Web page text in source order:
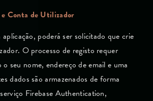
Conta de Utilizador
poderá ser solicitado que crie
O processo de registo requer
seu nome, endereço de email e uma
dados são armazenados de forma
Firebase Authentication,